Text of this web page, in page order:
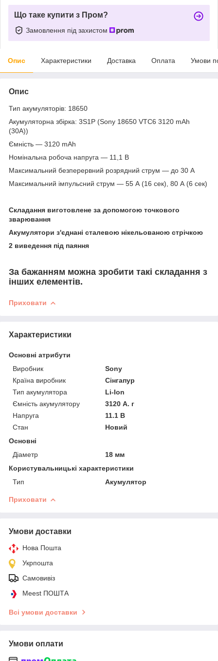
Що таке купити з Пром?
Замовлення під захистом
Опис Характеристики Доставка Оплата Умови
Опис
Тип акумуляторів: 18650
Акумуляторна збірка: 3S1P (Sony 18650 VTC6 3120 mAh
(30А))
Ємність — 3120 mAh
Номінальна робоча напруга — 11,1 B
Максимальний безперервний розрядний струм — до 30 А
Максимальний імпульсний струм — 55 А (16 сек), 80 А (6 сек)
Складання виготовлене за допомогою точкового
зварювання
Акумулятори з'єднані сталевою нікельованою стрічкою
2 виведення під паяння
За бажанням можна зробити такі складання з
інших елементів.
Приховати
Характеристики
Основні атрибути
Виробник
Sony
Країна виробник
Сінгапур
Тип акумулятора
Li-Ion
Ємність акумулятору
3120 А. г
Напруга
11.1 В
Стан
Новий
Основні
Діаметр
18 мм
Користувальницькі характеристики
Тип
Акумулятор
Приховати
Умови доставки
Нова Пошта
Укрпошта
Самовивіз
Meest ПОШТА
Всі умови доставки
Умови оплати